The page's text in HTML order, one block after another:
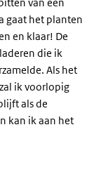
gaat het planten
en klaar! De
die ik
Als het
ik voorlopig
als de
kan ik aan het